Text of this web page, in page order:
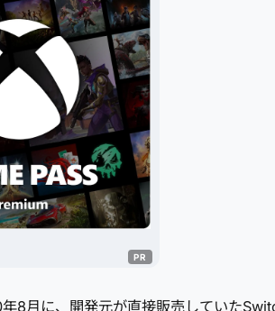
8月に、開発元が直接販売していた